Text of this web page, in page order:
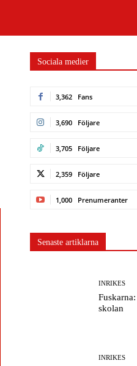
Sociala medier
3,362 Fans
3,690 Följare
3,705 Följare
2,359 Följare
1,000 Prenumeranter
Senaste artiklarna
INRIKES
skolan
INRIKES